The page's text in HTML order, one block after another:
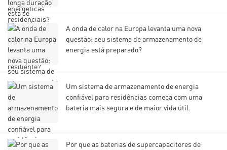
A onda de calor na Europa levanta uma nova
questão: seu sistema de armazenamento de
energia está preparado?
Um sistema de armazenamento de energia
confiável para residências começa com uma
bateria mais segura e de maior vida útil.
Por que as baterias de supercapacitores de